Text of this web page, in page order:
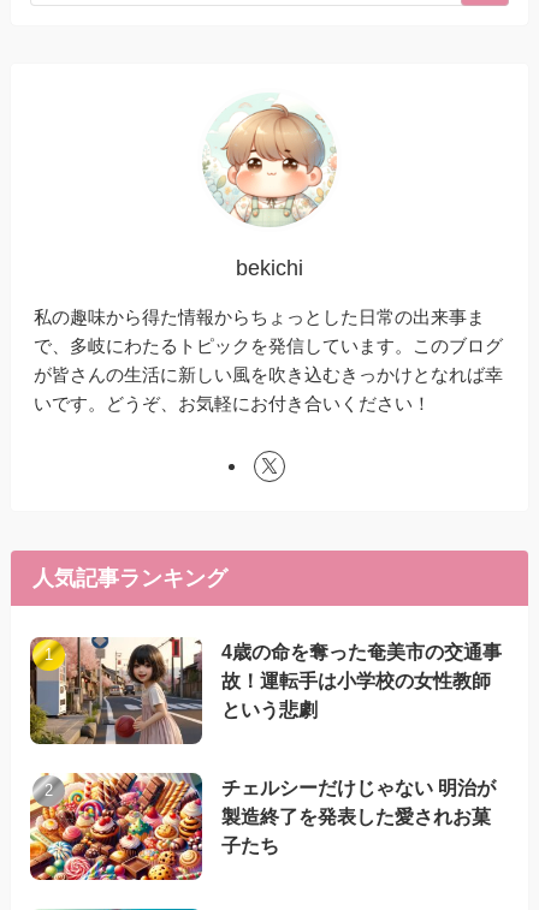
bekichi
私の趣味から得た情報からちょっとした日常の出来事ま
で、多岐にわたるトピックを発信しています。このブログ
が皆さんの生活に新しい風を吹き込むきっかけとなれば幸
いです。どうぞ、お気軽にお付き合いください！
人気記事ランキング
4歳の命を奪った奄美市の交通事
故！運転手は小学校の女性教師
という悲劇
チェルシーだけじゃない 明治が
製造終了を発表した愛されお菓
子たち